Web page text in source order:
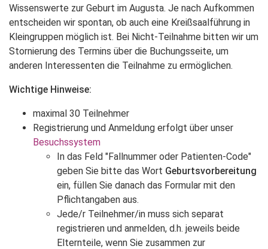
Wissenswerte zur Geburt im Augusta. Je nach Aufkommen
entscheiden wir spontan, ob auch eine Kreißsaalführung in
Kleingruppen möglich ist. Bei Nicht-Teilnahme bitten wir um
Stornierung des Termins über die Buchungsseite, um
anderen Interessenten die Teilnahme zu ermöglichen.
Wichtige Hinweise:
maximal 30 Teilnehmer
Registrierung und Anmeldung erfolgt über unser
Besuchssystem
In das Feld "Fallnummer oder Patienten-Code"
geben Sie bitte das Wort Geburtsvorbereitung
ein, füllen Sie danach das Formular mit den
Pflichtangaben aus.
Jede/r Teilnehmer/in muss sich separat
registrieren und anmelden, d.h. jeweils beide
Elternteile, wenn Sie zusammen zur